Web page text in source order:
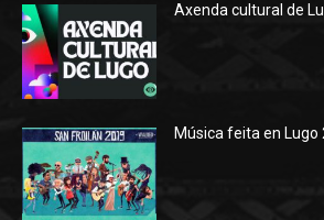
Axenda cultural de
Música feita en Lugo